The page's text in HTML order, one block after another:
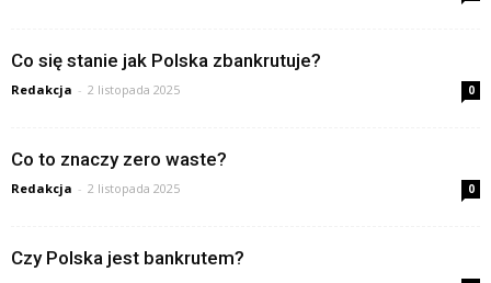
Co się stanie jak Polska zbankrutuje?
Redakcja - 2 listopada 2025 0
Co to znaczy zero waste?
Redakcja - 2 listopada 2025 0
Czy Polska jest bankrutem?